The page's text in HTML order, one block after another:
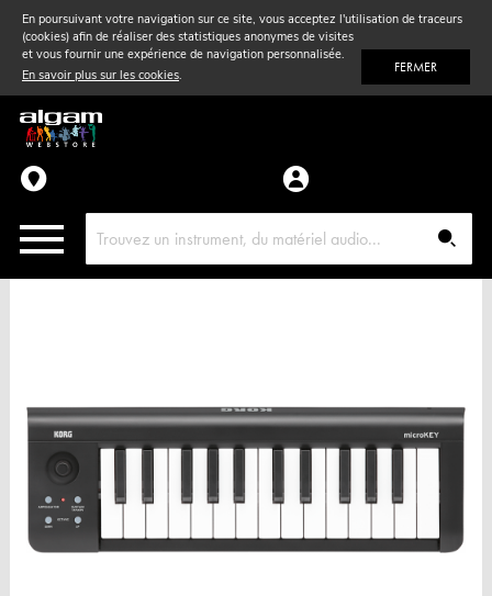
En poursuivant votre navigation sur ce site, vous acceptez l'utilisation de traceurs
(cookies) afin de réaliser des statistiques anonymes de visites
et vous fournir une expérience de navigation personnalisée.
En savoir plus sur les cookies. FERMER
Vent& Violon
Accessoires
Pièces détachées